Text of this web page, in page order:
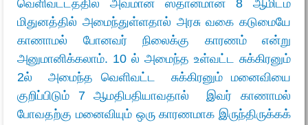
வெளிவட்டத்தில் அவமான ஸ்தானமான 8 ஆமிடம்
மிதுனத்தில் அமைந்துள்ளதால் அரசு வகை கடுமையே
காணாமல் போனவர் நிலைக்கு காரணம் என்று
அனுமானிக்கலாம். 10 ல் அமைந்த உள்வட்ட சுக்கிரனும்
2ல் அமைந்த வெளிவட்ட சுக்கிரனும் மனைவியை
குறிப்பிடும் 7 ஆமதிபதியாவதால் இவர் காணாமல்
போவதற்கு மனைவியும் ஒரு காரணமாக இருந்திருக்கக்